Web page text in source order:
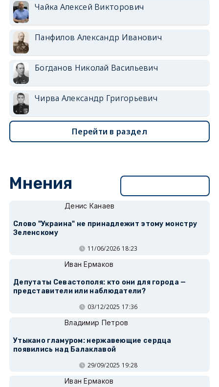
Чайка Алексей Викторович
Панфилов Александр Иванович
Богданов Николай Васильевич
Чирва Александр Григорьевич
Перейти в раздел
Мнения
Денис Канаев
Слово "Украина" не принадлежит этому монстру
Зеленскому
11/06/2026 18:23
Иван Ермаков
Депутаты Севастополя: кто они для города —
представители или наблюдатели?
03/12/2025 17:36
Владимир Петров
Утыкано гламуром: нержавеющие сердца
появились над Балаклавой
29/09/2025 19:28
Иван Ермаков